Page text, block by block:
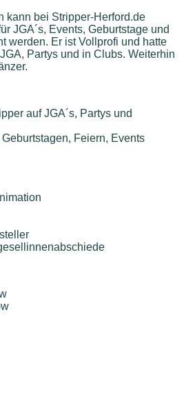
kann bei Stripper-Herford.de
JGA´s, Events, Geburtstage und
werden. Er ist Vollprofi und hatte
Partys und in Clubs. Weiterhin
auf JGA´s, Partys und
Geburtstagen, Feiern, Events